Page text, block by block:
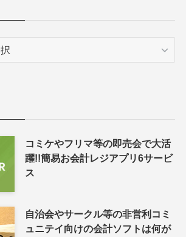
コミケやフリマ等の即売会で大活
躍!!簡易お会計レジアプリ6サービ
ス
自治会やサークル等の非営利コミ
ュニテイ向けの会計ソフトは何が